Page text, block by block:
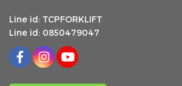
Line id: TCPFORKLIFT
Line id: 0850479047